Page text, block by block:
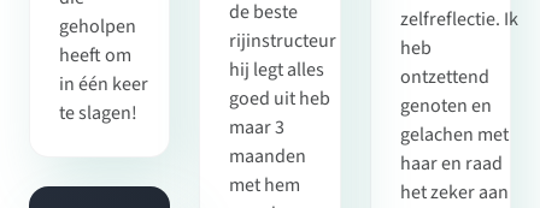
geholpen
heeft om
in één keer
te slagen!
zelfreflectie. Ik
heb
ontzettend
genoten en
gelachen met
haar en raad
het zeker aan
de beste
rijinstructeur
hij legt alles
goed uit heb
maar 3
maanden
met hem